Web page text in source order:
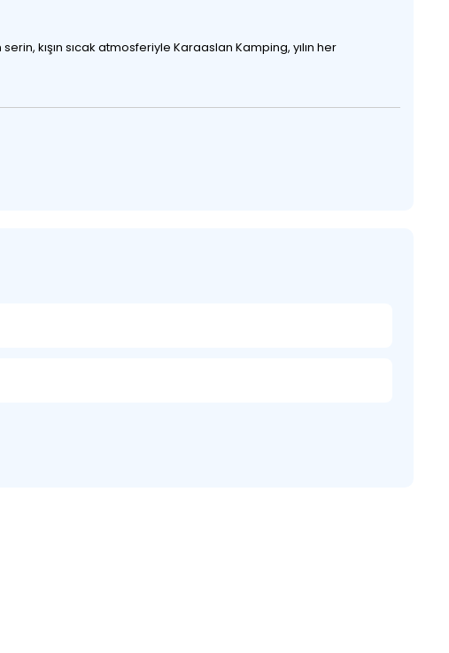
kışın sıcak atmosferiyle Karaaslan Kamping, yılın her